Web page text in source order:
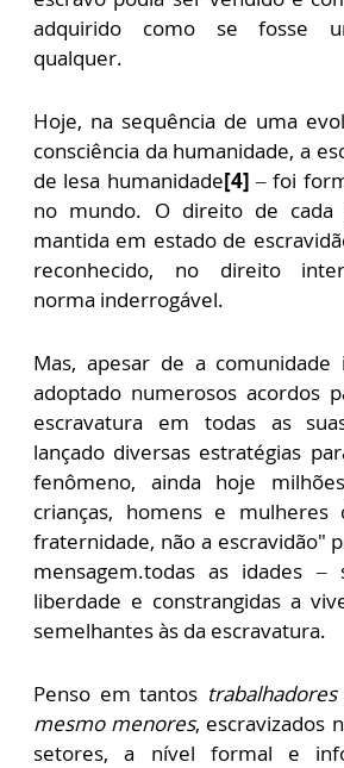
adquirido como se fosse
qualquer.
Hoje, na sequência de uma
consciência da humanidade, a
de lesa humanidade[4] – foi
no mundo. O direito de cada
mantida em estado de
reconhecido, no direito
norma inderrogável.
Mas, apesar de a comunidade
adoptado numerosos acordos
escravatura em todas as
lançado diversas estratégias
fenômeno, ainda hoje
crianças, homens e mulheres
fraternidade, não a escravidão"
mensagem.todas as idades –
liberdade e constrangidas a
semelhantes às da escravatura.
Penso em tantos
mesmo menores, escravizados
setores, a nível formal e